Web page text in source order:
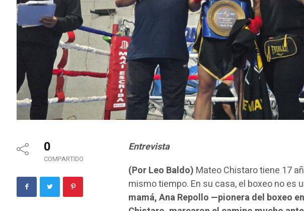
0
COMPARTIDO
Entrevista
(Por Leo Baldo) Mateo Chistaro tiene 17
mismo tiempo. En su casa, el boxeo no es
mamá, Ana Repollo —pionera del boxeo